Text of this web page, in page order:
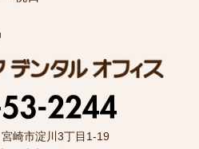
崎市淀川3丁目1-19